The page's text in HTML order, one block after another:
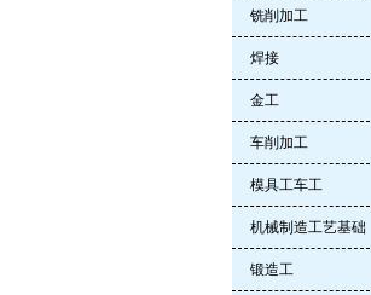
铣削加工
焊接
金工
车削加工
模具工车工
机械制造工艺基础
锻造工